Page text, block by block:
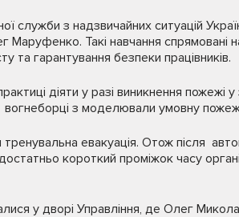
служби з надзвичайних ситуацій
Маруфенко. Такі навчання
гарантування безпеки працівників.
діяти у разі виникнення пожежі
вогнеборці з моделювали умовну
евакуація. Отож після
достатньо короткий проміжок часу
у дворі Управління, де Олег